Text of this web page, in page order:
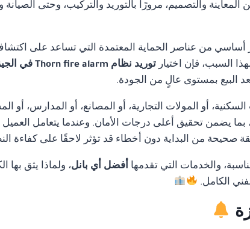
والتصميم، مرورًا بالتوريد والتركيب، وحتى الصيانة
من عناصر الحماية المعتمدة التي تساعد على
السبب، فإن اختيار توريد نظام Thorn fire alarm في الجيزة
البيع بمستوى عالٍ من الجودة.
أو المولات التجارية، أو المصانع، أو المدارس، أو
بما يضمن تحقيق أعلى درجات الأمان. وعندما يتعامل
من البداية دون أخطاء قد تؤثر لاحقًا على كفاءة
والخدمات التي تقدمها أفضل أي بانل، ولماذا يثق بها
الكامل.